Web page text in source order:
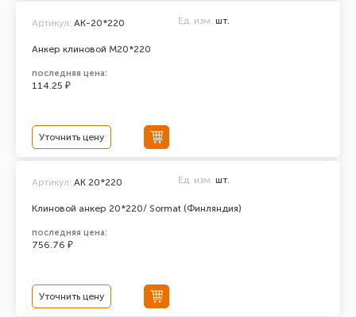
Анкер клиновой М20*220
Артикул: АК-20*220 Ед. изм. шт.
последняя цена:
114.25 ₽
Уточнить цену
Клиновой анкер 20*220/ Sormat (Финляндия)
Артикул: AK 20*220 Ед. изм. шт.
последняя цена:
756.76 ₽
Уточнить цену